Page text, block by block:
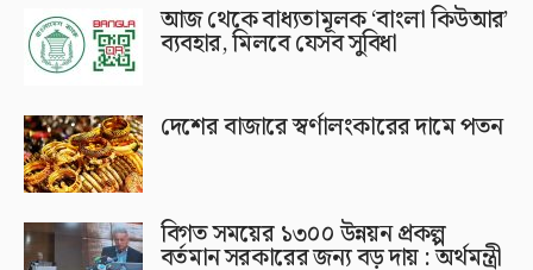
আজ থেকে বাধ্যতামূলক ‘বাংলা কিউআর’
ব্যবহার, মিলবে যেসব সুবিধা
দেশের বাজারে স্বর্ণালংকারের দামে পতন
বিগত সময়ের ১৩০০ উন্নয়ন প্রকল্প
বর্তমান সরকারের জন্য বড় দায় : অর্থমন্ত্রী